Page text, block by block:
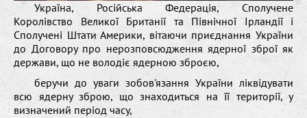
Україна, Російська Федерація, Сполучене
Королівство Великої Британії та Північної Ірландії і
Сполучені Штати Америки, вітаючи приєднання України
до Договору про нерозповсюдження ядерної зброї як
держави, що не володіє ядерною зброєю,
беручи до уваги зобов'язання України ліквідувати
всю ядерну зброю, що знаходиться на її території, у
визначений період часу,